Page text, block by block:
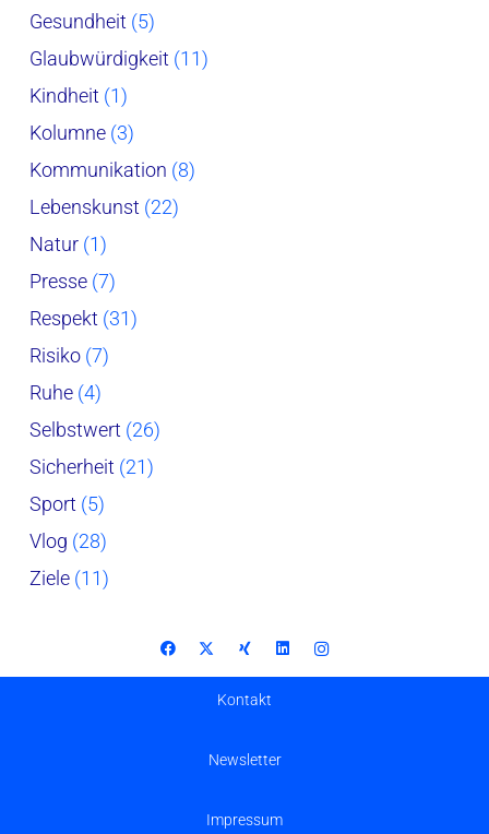
Gesundheit (5)
Glaubwürdigkeit (11)
Kindheit (1)
Kolumne (3)
Kommunikation (8)
Lebenskunst (22)
Natur (1)
Presse (7)
Respekt (31)
Risiko (7)
Ruhe (4)
Selbstwert (26)
Sicherheit (21)
Sport (5)
Vlog (28)
Ziele (11)
Kontakt
Newsletter
Impressum